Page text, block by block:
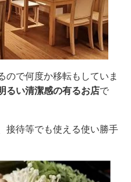
ので何度か移転もしていま
るい清潔感の有るお店で
接待等でも使える使い勝手